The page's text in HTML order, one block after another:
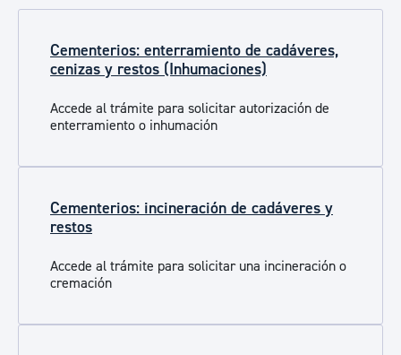
Cementerios: enterramiento de cadáveres,
cenizas y restos (Inhumaciones)
Accede al trámite para solicitar autorización de
enterramiento o inhumación
Cementerios: incineración de cadáveres y
restos
Accede al trámite para solicitar una incineración o
cremación